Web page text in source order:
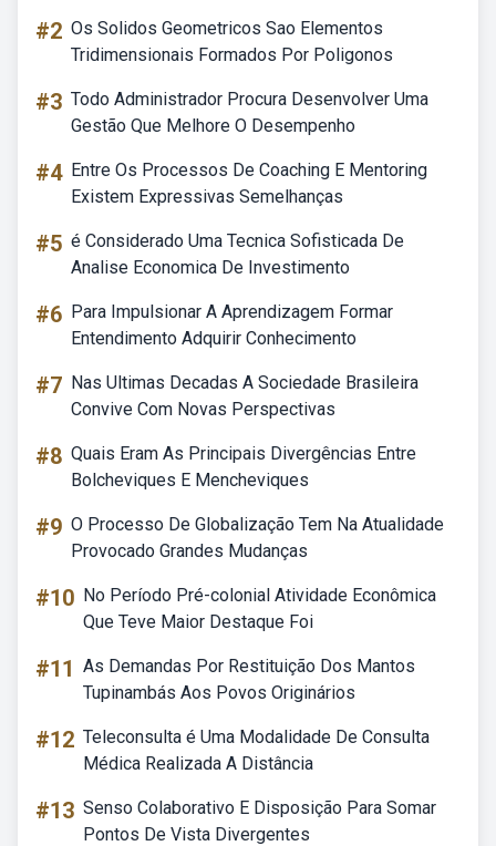
#2 Os Solidos Geometricos Sao Elementos
Tridimensionais Formados Por Poligonos
#3 Todo Administrador Procura Desenvolver Uma
Gestão Que Melhore O Desempenho
#4 Entre Os Processos De Coaching E Mentoring
Existem Expressivas Semelhanças
#5 é Considerado Uma Tecnica Sofisticada De
Analise Economica De Investimento
#6 Para Impulsionar A Aprendizagem Formar
Entendimento Adquirir Conhecimento
#7 Nas Ultimas Decadas A Sociedade Brasileira
Convive Com Novas Perspectivas
#8 Quais Eram As Principais Divergências Entre
Bolcheviques E Mencheviques
#9 O Processo De Globalização Tem Na Atualidade
Provocado Grandes Mudanças
#10 No Período Pré-colonial Atividade Econômica
Que Teve Maior Destaque Foi
#11 As Demandas Por Restituição Dos Mantos
Tupinambás Aos Povos Originários
#12 Teleconsulta é Uma Modalidade De Consulta
Médica Realizada A Distância
#13 Senso Colaborativo E Disposição Para Somar
Pontos De Vista Divergentes